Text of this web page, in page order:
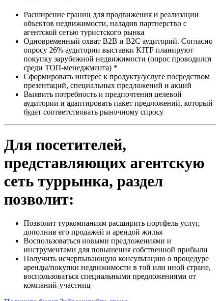
Расширение границ для продвижения и реализации
объектов недвижимости, наладив партнерство с
агентской сетью туристского рынка
Одновременный охват В2В и В2С аудиторий. Согласно
опросу 26% аудитории выставки KITF планируют
покупку зарубежной недвижимости (опрос проводился
среди ТОП-менеджмента) *
Сформировать интерес к продукту/услуге посредством
презентаций, специальных предложений и акций
Выявить потребность и предпочтения целевой
аудитории и адаптировать пакет предложений, который
будет соответствовать рыночному спросу
Для посетителей,
представляющих агентскую
сеть туррынка, раздел
позволит:
Позволит туркомпаниям расширить портфель услуг,
дополнив его продажей и арендой жилья
Воспользоваться новыми предложениями и
инструментами для повышения собственной прибыли
Получить исчерпывающую консультацию о процедуре
аренды/покупки недвижимости в той или иной стране,
воспользоваться специальными предложениями от
компаний-участниц